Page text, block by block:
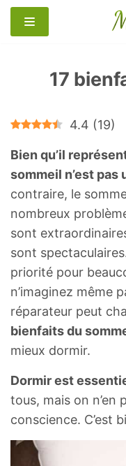
Aller
au
17
4.4 (19)
Bien qu’il
sommeil n’est pas
contraire, le
nombreux
sont
sont
priorité pour
n’imaginez même
réparateur peut
bienfaits du
mieux dormir.
Dormir est
tous, mais on n’en
conscience. C’est